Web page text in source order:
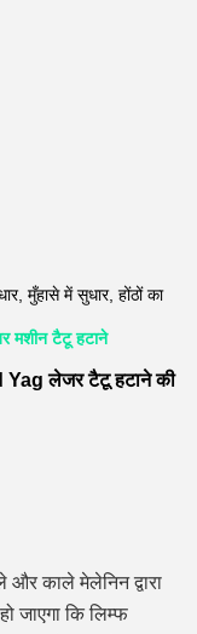
मुँहासे में सुधार, होंठों का
मशीन टैटू हटाने
Yag लेजर टैटू हटाने की
और काले मेलेनिन द्वारा
जाएगा कि लिम्फ